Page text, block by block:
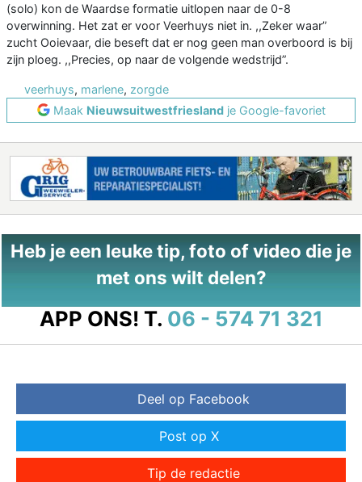
(solo) kon de Waardse formatie uitlopen naar de 0-8
overwinning. Het zat er voor Veerhuys niet in. ,,Zeker waar”
zucht Ooievaar, die beseft dat er nog geen man overboord is bij
zijn ploeg. ,,Precies, op naar de volgende wedstrijd”.
veerhuys, marlene, zorgde
Maak Nieuwsuitwestfrieslandje Google-favoriet
Heb je een leuke tip, foto of video die je
met ons wilt delen?
APP ONS! T. 06 - 574 71 321
Deel op Facebook
Post op X
Tip de redactie